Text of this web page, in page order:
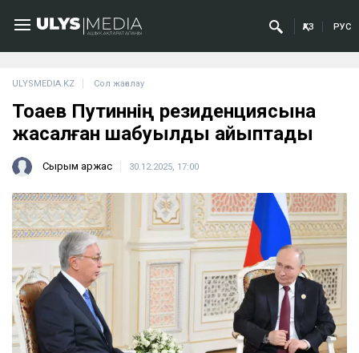
ҚАЗ РУС
ULYSMEDIA.KZ Сол жағалау
Тоқаев Путиннің резиденциясына
жасалған шабуылды айыптады
Сырым Қаржас 30.12.2025, 17:00